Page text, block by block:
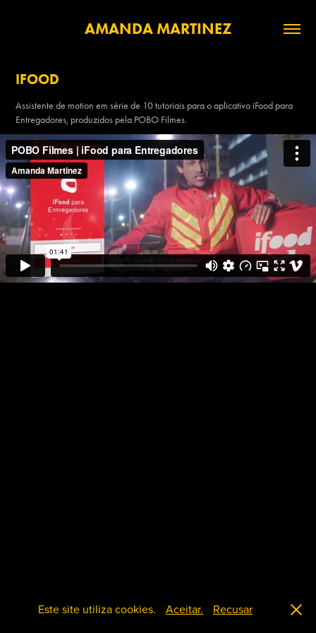
AMANDA MARTINEZ
IFOOD
Assistente de motion em série de 10 tutoriais para o aplicativo iFood para
Entregadores, produzidos pela POBO Filmes.
Este site utiliza cookies. Aceitar. Recusar